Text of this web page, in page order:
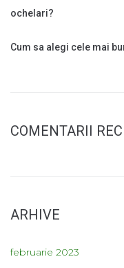
ochelari?
Cum sa alegi cele mai
COMENTARII
ARHIVE
februarie 2023